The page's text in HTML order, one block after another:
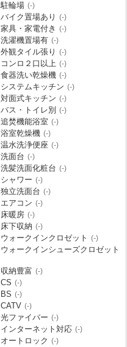
駐輪場 (-)
バイク置場あり (-)
家具・家電付き (-)
洗濯機置場有 (-)
外観タイル張り (-)
コンロ２口以上 (-)
食器洗い乾燥機 (-)
システムキッチン (-)
対面式キッチン (-)
バス・トイレ別 (-)
追焚機能浴室 (-)
浴室乾燥機 (-)
温水洗浄便座 (-)
洗面台 (-)
洗髪洗面化粧台 (-)
シャワー (-)
独立洗面台 (-)
エアコン (-)
床暖房 (-)
床下収納 (-)
ウォークインクロゼット (-)
ウォークインシューズクロゼット
収納豊富 (-)
CS (-)
BS (-)
CATV (-)
光ファイバー (-)
インターネット対応 (-)
オートロック (-)